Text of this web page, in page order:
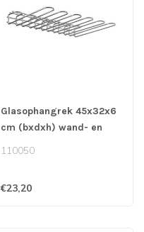
Glasophangrek 45x32x6
cm (bxdxh) wand- en
110050
€23,20